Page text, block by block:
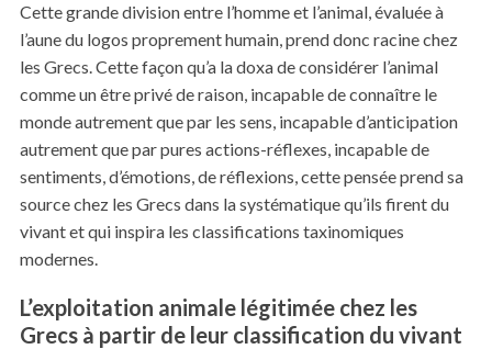
Cette grande division entre l’homme et l’animal, évaluée à
l’aune du logos proprement humain, prend donc racine chez
les Grecs. Cette façon qu’a la doxa de considérer l’animal
comme un être privé de raison, incapable de connaître le
monde autrement que par les sens, incapable d’anticipation
autrement que par pures actions-réflexes, incapable de
sentiments, d’émotions, de réflexions, cette pensée prend sa
source chez les Grecs dans la systématique qu’ils firent du
vivant et qui inspira les classifications taxinomiques
modernes.
L’exploitation animale légitimée chez les
Grecs à partir de leur classification du vivant